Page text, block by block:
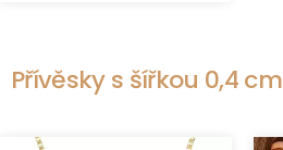
Přívěsky s šířkou 0,4 cm